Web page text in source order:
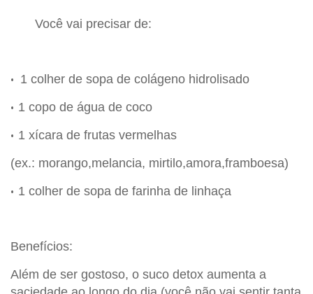
Você vai precisar de:
• 1 colher de sopa de colágeno hidrolisado
• 1 copo de água de coco
• 1 xícara de frutas vermelhas
(ex.: morango,melancia, mirtilo,amora,framboesa)
• 1 colher de sopa de farinha de linhaça
Benefícios:
Além de ser gostoso, o suco detox aumenta a